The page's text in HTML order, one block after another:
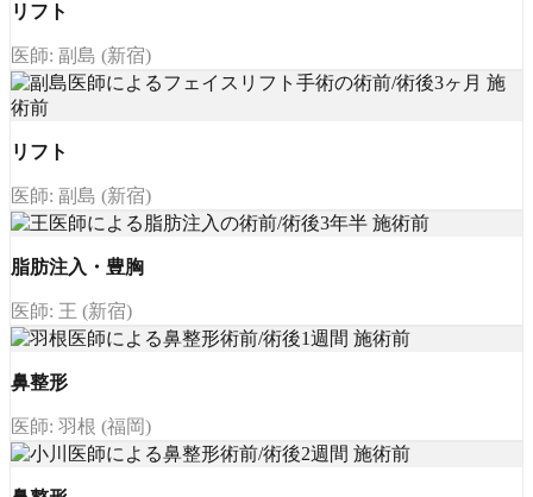
リフト
医師: 副島 (新宿)
リフト
医師: 副島 (新宿)
脂肪注入・豊胸
医師: 王 (新宿)
鼻整形
医師: 羽根 (福岡)